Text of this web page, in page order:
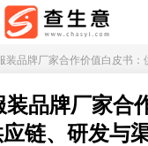
装品牌厂家合作价值白皮书
装品牌厂家合
链、研发与